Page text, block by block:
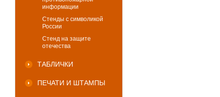
информации
Стенды с символикой
России
Стенд на защите
отечества
ТАБЛИЧКИ
ПЕЧАТИ И ШТАМПЫ